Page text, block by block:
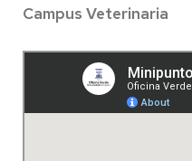
Campus Veterinaria